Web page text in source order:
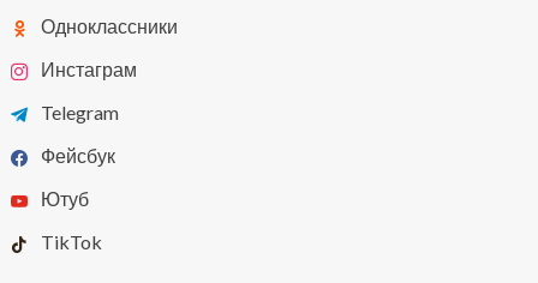
Одноклассники
Инстаграм
Telegram
Фейсбук
Ютуб
TikTok